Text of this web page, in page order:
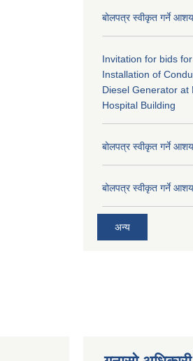
बोलपत्र स्वीकृत गर्ने
Invitation for bids
Installation of
Diesel Generator at
Hospital Building
बोलपत्र स्वीकृत गर्ने
बोलपत्र स्वीकृत गर्ने
अन्य